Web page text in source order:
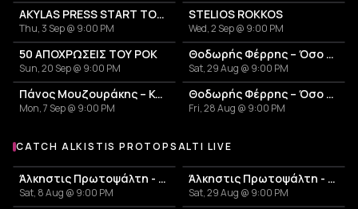
AKYLAS PRESS START TOUR
Thu, 3 Sep @ 9:00 PM
STELIOS ROKKOS
Wed, 2 Sep @ 9:00 PM
50 ΑΠΟΧΡΩΣΕΙΣ ΤΟΥ ΡΟΚ
Sun, 20 Sep @ 9:00 PM
Θοδωρής Φέρρης – Όσο θα γυρίζει η γη Summer Tour
Sat, 29 Aug @ 9:00 PM
Πάνος Μουζουράκης – Καλοκαιρινή Περιοδεία 2026
Mon, 7 Sep @ 9:00 PM
Θοδωρής Φέρρης – Όσο θα γυρίζει η γη Summer Tour
Fri, 28 Aug @ 9:00 PM
More events with Alkistis Protopsalti
CATCH ALKISTIS PROTOPSALTI LIVE
Άλκηστις Πρωτοψάλτη - Νίκος Πορτοκάλογλου
Sat, 8 Aug @ 9:00 PM
Άλκηστις Πρωτοψάλτη - Νίκος Πορτοκάλογλου
Sat, 29 Aug @ 9:00 PM